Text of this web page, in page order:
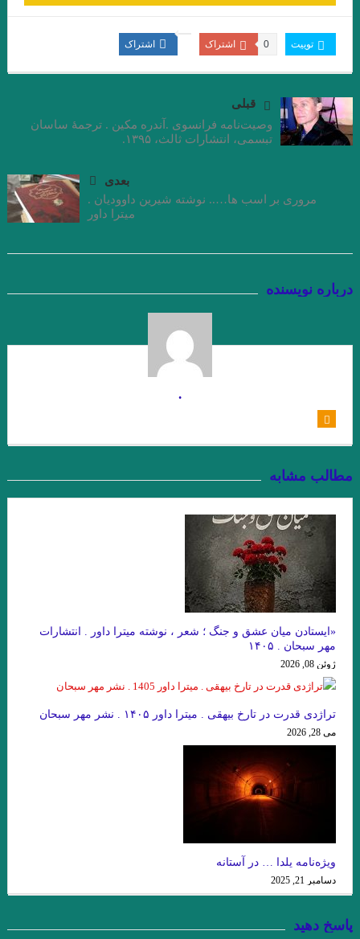
نگاهی فلسفی به داستان کوتاه “نقاشی ماریا” نوشته ی “میترا داور”.
اسحاقیان
“فریبا چلبی یانی” . قسمت ششم. جواداسحاقیان
نوولت “سنگ یَشم” نوشته ی “مریم جهانی” / قسمت پنجم جواد
کاترین استریسیک. ترجمه:رزا جمالی
. او و من . ناتالیا گینزبورگ .ترجمه محسن ابراهیم
.یارعلی پور مقدم
چشم بندها . زیگفرید لنتس .برگردان : پويا ميرچي . انتشارات نگارنده
هستي
داستان کوتاه پرواز، نوشته دوریس لسینگ
امیر ارسلان به عنوان “رمانس”. فصل چهاردم . جواد اسحاقیان
نقش روی دیوار .ویرجینیا وولف
از ملک جمشید نقیب الممالک تا امیر ارسلان نقیب الممالک با رویکرد
توییت اشتراک 0 اشتراک
قبلی
وصیت‌نامه فرانسوی .آندره مکین . ترجمهٔ ساسان
تبسمی، انتشارات ثالث، ۱۳۹۵.
بعدی
مروری بر اسب ها….. نوشته شیرین داوودیان .
میترا داور
درباره نویسنده
.
مطالب مشابه
«ایستادن میان عشق و جنگ ؛ شعر ، نوشته میترا داور . انتشارات
مهر سبحان . ۱۴۰۵
ژوئن 08, 2026
تراژدی قدرت در تارخ بیهقی . میترا داور ۱۴۰۵ . نشر مهر سبحان
می 28, 2026
ویژه‌نامه یلدا … در آستانه
دسامبر 21, 2025
پاسخ دهید